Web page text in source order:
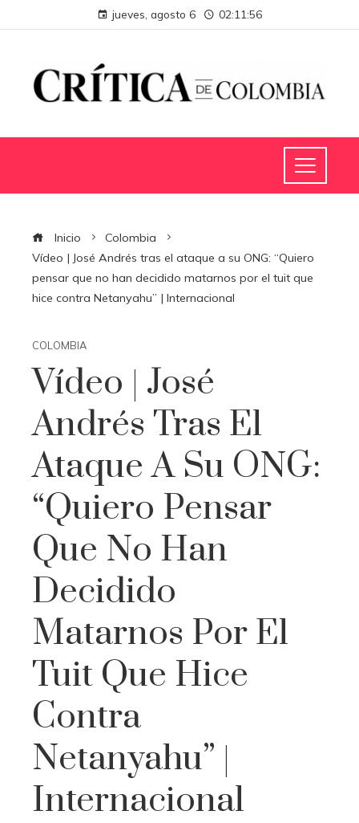
jueves, agosto 6 02:11:56
Inicio
Colombia
Vídeo | José Andrés tras el ataque a su ONG: “Quiero
pensar que no han decidido matarnos por el tuit que
hice contra Netanyahu” | Internacional
COLOMBIA
Vídeo | José
Andrés Tras El
Ataque A Su ONG:
“Quiero Pensar
Que No Han
Decidido
Matarnos Por El
Tuit Que Hice
Contra
Netanyahu” |
Internacional